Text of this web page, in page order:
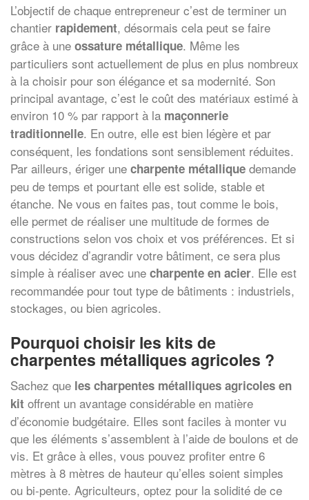
L’objectif de chaque entrepreneur c’est de terminer un
chantier rapidement, désormais cela peut se faire
grâce à une ossature métallique. Même les
particuliers sont actuellement de plus en plus nombreux
à la choisir pour son élégance et sa modernité. Son
principal avantage, c’est le coût des matériaux estimé à
environ 10 % par rapport à la maçonnerie
traditionnelle. En outre, elle est bien légère et par
conséquent, les fondations sont sensiblement réduites.
Par ailleurs, ériger une charpente métallique demande
peu de temps et pourtant elle est solide, stable et
étanche. Ne vous en faites pas, tout comme le bois,
elle permet de réaliser une multitude de formes de
constructions selon vos choix et vos préférences. Et si
vous décidez d’agrandir votre bâtiment, ce sera plus
simple à réaliser avec une charpente en acier. Elle est
recommandée pour tout type de bâtiments : industriels,
stockages, ou bien agricoles.
Pourquoi choisir les kits de
charpentes métalliques agricoles ?
Sachez que les charpentes métalliques agricoles en
kit offrent un avantage considérable en matière
d’économie budgétaire. Elles sont faciles à monter vu
que les éléments s’assemblent à l’aide de boulons et de
vis. Et grâce à elles, vous pouvez profiter entre 6
mètres à 8 mètres de hauteur qu’elles soient simples
ou bi-pente. Agriculteurs, optez pour la solidité de ce